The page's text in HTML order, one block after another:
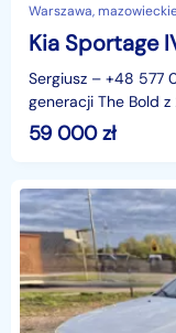
Warszawa,
Sergiusz – +48 577
generacji The Bold
w pełni
59 000zł